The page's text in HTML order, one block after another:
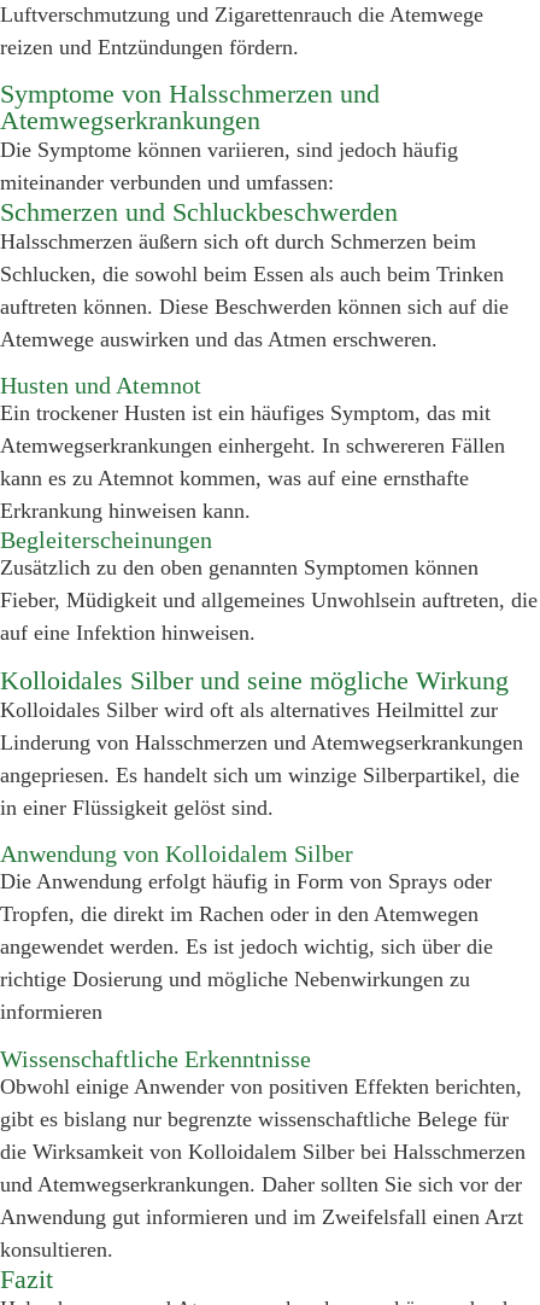
Luftverschmutzung und Zigarettenrauch die Atemwege
reizen und Entzündungen fördern.
Symptome von Halsschmerzen und
Atemwegserkrankungen
Die Symptome können variieren, sind jedoch häufig
miteinander verbunden und umfassen:
Schmerzen und Schluckbeschwerden
Halsschmerzen äußern sich oft durch Schmerzen beim
Schlucken, die sowohl beim Essen als auch beim Trinken
auftreten können. Diese Beschwerden können sich auf die
Atemwege auswirken und das Atmen erschweren.
Husten und Atemnot
Ein trockener Husten ist ein häufiges Symptom, das mit
Atemwegserkrankungen einhergeht. In schwereren Fällen
kann es zu Atemnot kommen, was auf eine ernsthafte
Erkrankung hinweisen kann.
Begleiterscheinungen
Zusätzlich zu den oben genannten Symptomen können
Fieber, Müdigkeit und allgemeines Unwohlsein auftreten, die
auf eine Infektion hinweisen.
Kolloidales Silber und seine mögliche Wirkung
Kolloidales Silber wird oft als alternatives Heilmittel zur
Linderung von Halsschmerzen und Atemwegserkrankungen
angepriesen. Es handelt sich um winzige Silberpartikel, die
in einer Flüssigkeit gelöst sind.
Anwendung von Kolloidalem Silber
Die Anwendung erfolgt häufig in Form von Sprays oder
Tropfen, die direkt im Rachen oder in den Atemwegen
angewendet werden. Es ist jedoch wichtig, sich über die
richtige Dosierung und mögliche Nebenwirkungen zu
informieren
Wissenschaftliche Erkenntnisse
Obwohl einige Anwender von positiven Effekten berichten,
gibt es bislang nur begrenzte wissenschaftliche Belege für
die Wirksamkeit von Kolloidalem Silber bei Halsschmerzen
und Atemwegserkrankungen. Daher sollten Sie sich vor der
Anwendung gut informieren und im Zweifelsfall einen Arzt
konsultieren.
Fazit